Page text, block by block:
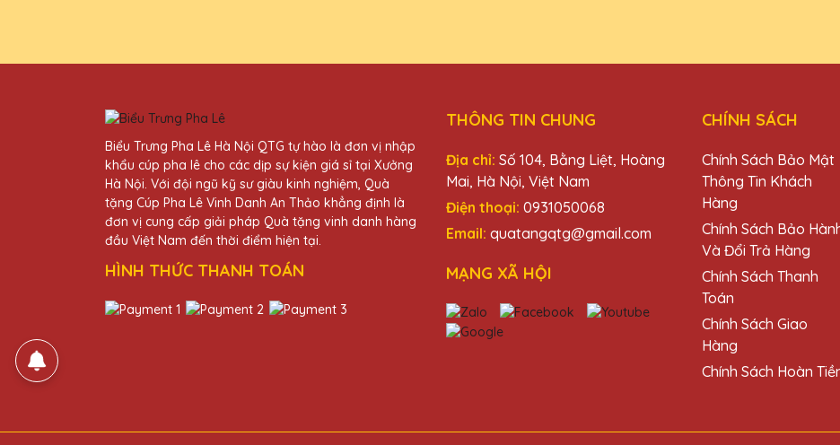
Cúp pha lê tại Quà Tặng Pha Lê QTG không chỉ đẹp mà còn rất bền, xứng đáng với giá trị của nó.
Lê Thị Yên
27/11/2025
Dịch vụ của Quà Tặng Pha Lê QTG rất chuyên nghiệp, cúp pha lê đẹp và giao hàng nhanh chóng.
Biểu Trưng Pha Lê Hà Nội QTG tự hào là đơn vị nhập
khẩu cúp pha lê cho các dịp sự kiện giá sỉ tại Xưởng
Hà Nội. Với đội ngũ kỹ sư giàu kinh nghiệm, Quà
tặng Cúp Pha Lê Vinh Danh An Thảo khẳng định là
đơn vị cung cấp giải pháp Quà tặng vinh danh hàng
đầu Việt Nam đến thời điểm hiện tại.
HÌNH THỨC THANH TOÁN
THÔNG TIN CHUNG
Địa chỉ: Số 104, Bằng Liệt, Hoàng
Mai, Hà Nội, Việt Nam
Điện thoại: 0931050068
Email: quatangqtg@gmail.com
MẠNG XÃ HỘI
CHÍNH SÁCH
Chính Sách Bảo Mật
Thông Tin Khách
Hàng
Chính Sách Bảo
Và Đổi Trả Hàng
Chính Sách Thanh
Toán
Chính Sách Giao
Hàng
Chính Sách Hoàn